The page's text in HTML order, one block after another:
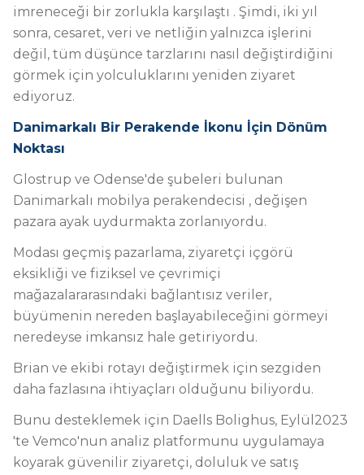
imreneceği bir zorlukla karşılaştı . Şimdi, iki yıl
sonra, cesaret, veri ve netliğin yalnızca işlerini
değil, tüm düşünce tarzlarını nasıl değiştirdiğini
görmek için yolculuklarını yeniden ziyaret
ediyoruz.
Danimarkalı Bir Perakende İkonu İçin Dönüm
Noktası
Glostrup ve Odense'de şubeleri bulunan
Danimarkalı mobilya perakendecisi , değişen
pazara ayak uydurmakta zorlanıyordu.
Modası geçmiş pazarlama, ziyaretçi içgörü
eksikliği ve fiziksel ve çevrimiçi
mağazalararasındaki bağlantısız veriler,
büyümenin nereden başlayabileceğini görmeyi
neredeyse imkansız hale getiriyordu.
Brian ve ekibi rotayı değiştirmek için sezgiden
daha fazlasına ihtiyaçları olduğunu biliyordu.
Bunu desteklemek için Daells Bolighus, Eylül 2023
'te Vemco'nun analiz platformunu uygulamaya
koyarak güvenilir ziyaretçi, doluluk ve satış